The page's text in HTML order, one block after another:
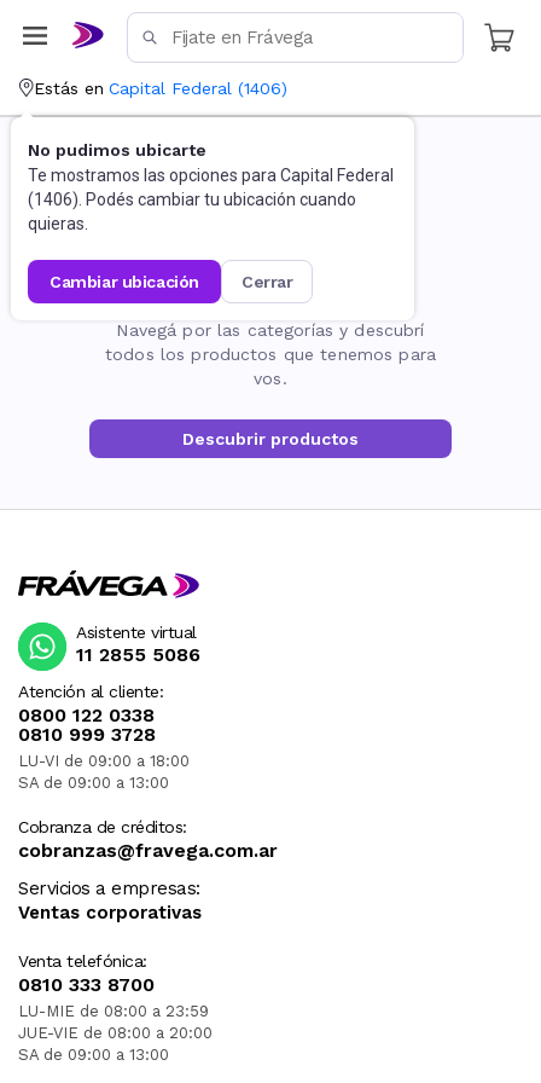
Estás en Capital Federal (1406)
No pudimos ubicarte
Te mostramos las opciones para Capital Federal
(1406). Podés cambiar tu ubicación cuando
quieras.
cambiar ubicación cerrar
La página no existe
Navegá por las categorías y descubrí
todos los productos que tenemos para
vos.
Descubrir productos
Atención al cliente:
0800 122 0338
0810 999 3728
LU-VI de 09:00 a 18:00
SA de 09:00 a 13:00
Cobranza de créditos:
cobranzas@fravega.com.ar
Servicios a empresas:
Ventas corporativas
Venta telefónica:
0810 333 8700
LU-MIE de 08:00 a 23:59
JUE-VIE de 08:00 a 20:00
SA de 09:00 a 13:00
Asistente virtual
11 2855 5086